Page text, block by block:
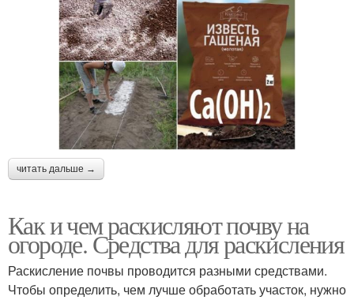
читать дальше →
Как и чем раскисляют почву на
огороде. Средства для раскисления
Раскисление почвы проводится разными средствами.
Чтобы определить, чем лучше обработать участок, нужно